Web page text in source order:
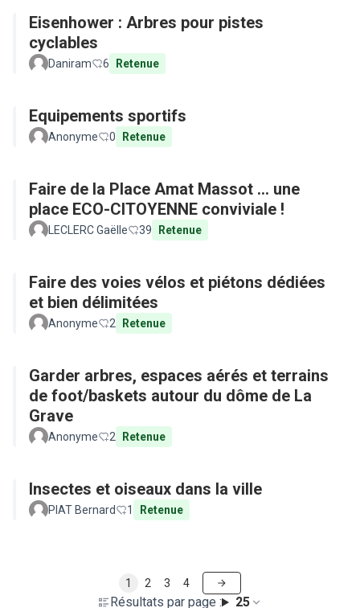
Eisenhower : Arbres pour pistes
cyclables
Daniram 6 Retenue
Equipements sportifs
Anonyme 0 Retenue
Faire de la Place Amat Massot ... une
place ECO-CITOYENNE conviviale !
LECLERC Gaëlle 39 Retenue
Faire des voies vélos et piétons dédiées
et bien délimitées
Anonyme 2 Retenue
Garder arbres, espaces aérés et terrains
de foot/baskets autour du dôme de La
Grave
Anonyme 2 Retenue
Insectes et oiseaux dans la ville
PIAT Bernard 1 Retenue
Résultats par page : 25
1 2 3 4